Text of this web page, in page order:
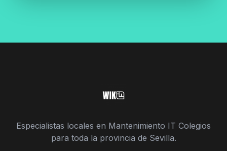
Especialistas locales en Mantenimiento IT Colegios
para toda la provincia de Sevilla.